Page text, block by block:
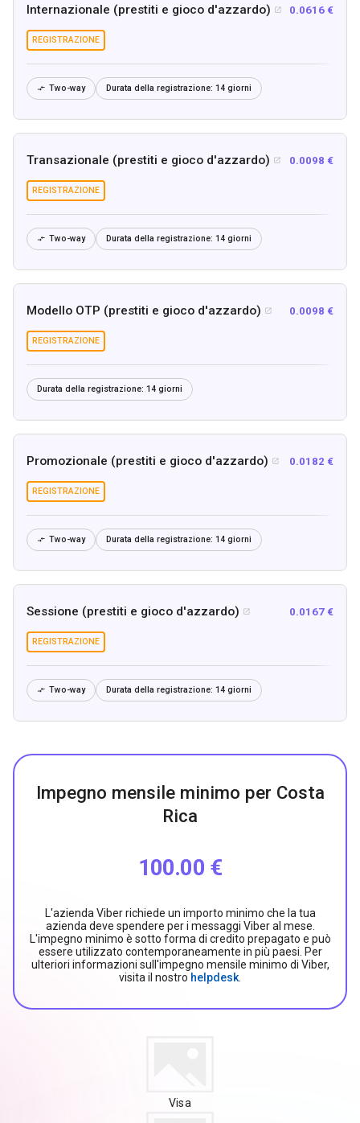
Internazionale (prestiti e gioco d'azzardo)  0.0616 €
REGISTRAZIONE
 Two-way Durata della registrazione: 14 giorni
Transazionale (prestiti e gioco d'azzardo)  0.0098 €
REGISTRAZIONE
 Two-way Durata della registrazione: 14 giorni
Modello OTP (prestiti e gioco d'azzardo)  0.0098 €
REGISTRAZIONE
Durata della registrazione: 14 giorni
Promozionale (prestiti e gioco d'azzardo)  0.0182 €
REGISTRAZIONE
 Two-way Durata della registrazione: 14 giorni
Sessione (prestiti e gioco d'azzardo)  0.0167 €
REGISTRAZIONE
 Two-way Durata della registrazione: 14 giorni
Impegno mensile minimo per Costa
Rica
100.00 €
L'azienda Viber richiede un importo minimo che la tua
azienda deve spendere per i messaggi Viber al mese.
L'impegno minimo è sotto forma di credito prepagato e può
essere utilizzato contemporaneamente in più paesi. Per
ulteriori informazioni sull'impegno mensile minimo di Viber,
visita il nostro helpdesk
Visa